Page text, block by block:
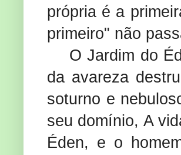
própria é a
primeiro" não
O Jardim do
da avareza
soturno e
seu domínio, A
Éden, e o